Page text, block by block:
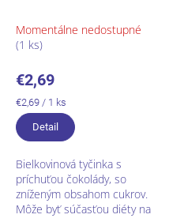
Momentálne nedostupné
(1 ks)
€2,69
Jednotková
cena:
€2,69 / 1 ks
Detail
Bielkovinová tyčinka s
príchuťou čokolády, so
zníženým obsahom cukrov.
Môže byť súčasťou diéty na